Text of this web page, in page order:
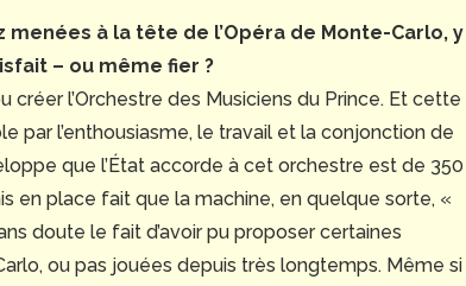
menées à la tête de l’Opéra de Monte-Carlo, y
– ou même fier ?
créer l’Orchestre des Musiciens du Prince. Et cette
par l’enthousiasme, le travail et la conjonction de
que l’État accorde à cet orchestre est de 350
en place fait que la machine, en quelque sorte, «
doute le fait d’avoir pu proposer certaines
ou pas jouées depuis très longtemps. Même si